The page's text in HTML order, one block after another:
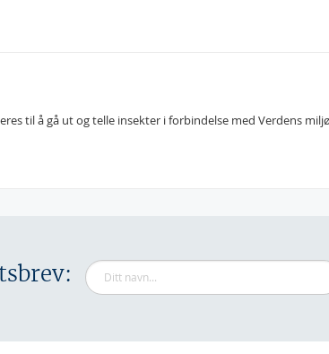
til å gå ut og telle insekter i forbindelse med Verdens